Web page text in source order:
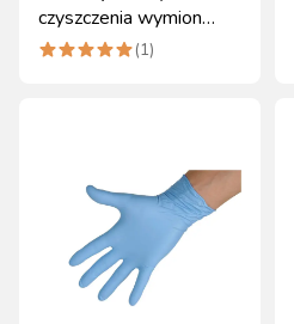
czyszczenia wymion
Kerbl Uddero Clean
(1)